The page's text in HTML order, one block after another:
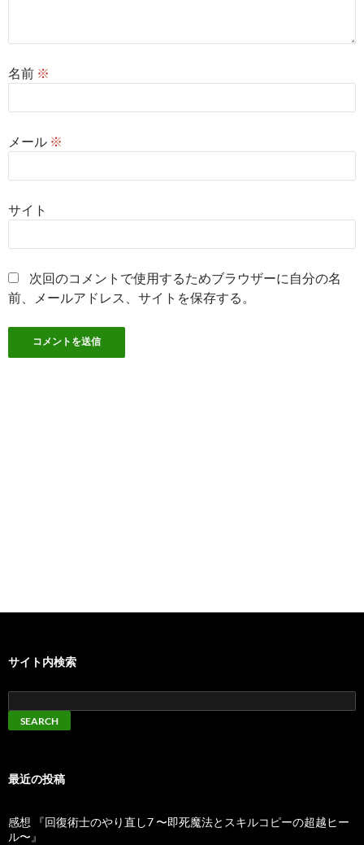
名前 ※
メール ※
サイト
次回のコメントで使用するためブラウザーに自分の名
前、メールアドレス、サイトを保存する。
サイト内検索
最近の投稿
感想 『回復術士のやり直し7 〜即死魔法とスキルコピーの超越ヒー
ル〜』